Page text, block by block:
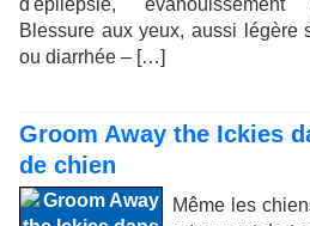
d'épilepsie, évanouissement
Blessure aux yeux, aussi légère
ou diarrhée – […]
Groom Away the Ickies
de chien
Même les